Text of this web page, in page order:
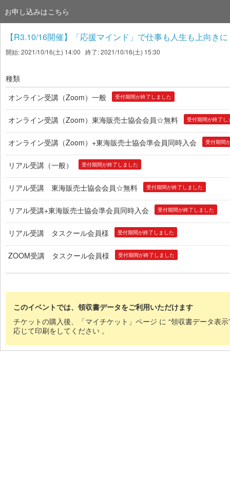
お申し込みはこちら
【R3.10/16開催】「応援マインド」で仕事も人生も上向き
開始: 2021/10/16(土) 14:00 終了: 2021/10/16(土) 15:30
種類
オンライン受講（Zoom）一般
受付期間が終了しました
オンライン受講（Zoom）東海販売士協会会員☆無料 受付期間が終了し
オンライン受講（Zoom）+東海販売士協会準会員同時入会 受付期間
リアル受講（一般） 受付期間が終了しました
リアル受講 東海販売士協会会員☆無料 受付期間が終了しました
リアル受講+東海販売士協会準会員同時入会 受付期間が終了しました
リアル受講 タスクール会員様 受付期間が終了しました
ZOOM受講 タスクール会員様 受付期間が終了しました
このイベントでは、領収書データをご利用いただけます
チケットの購入後、「マイチケット」ページ に “領収書データ表
応じて印刷をしてください 。